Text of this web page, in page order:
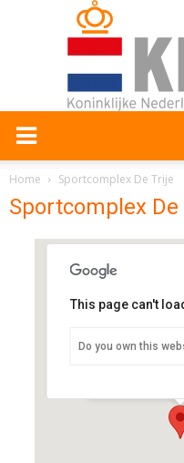
Home Sportcomplex De Trije
Sportcomplex De
Sportcomplex
This page can't
Do you own this